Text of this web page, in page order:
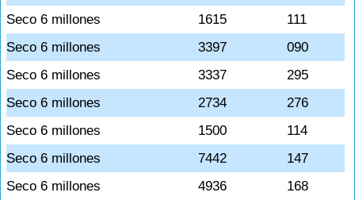
Seco 6 millones
1615
111
Seco 6 millones
3397
090
Seco 6 millones
3337
295
Seco 6 millones
2734
276
Seco 6 millones
1500
114
Seco 6 millones
7442
147
Seco 6 millones
4936
168